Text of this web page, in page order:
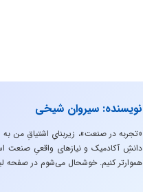
نویسنده: سیروان شیخی
دانشِ آکادمیک و نیازهای واقعیِ صنعت
هموارتر کنیم. خوشحال می‌شوم در صفحه